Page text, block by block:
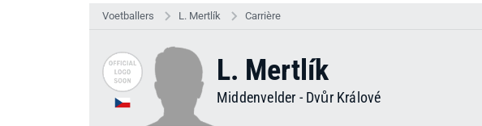
Voetballers L. Mertlík Carrière
L. Mertlík
Middenvelder - Dvůr Králové